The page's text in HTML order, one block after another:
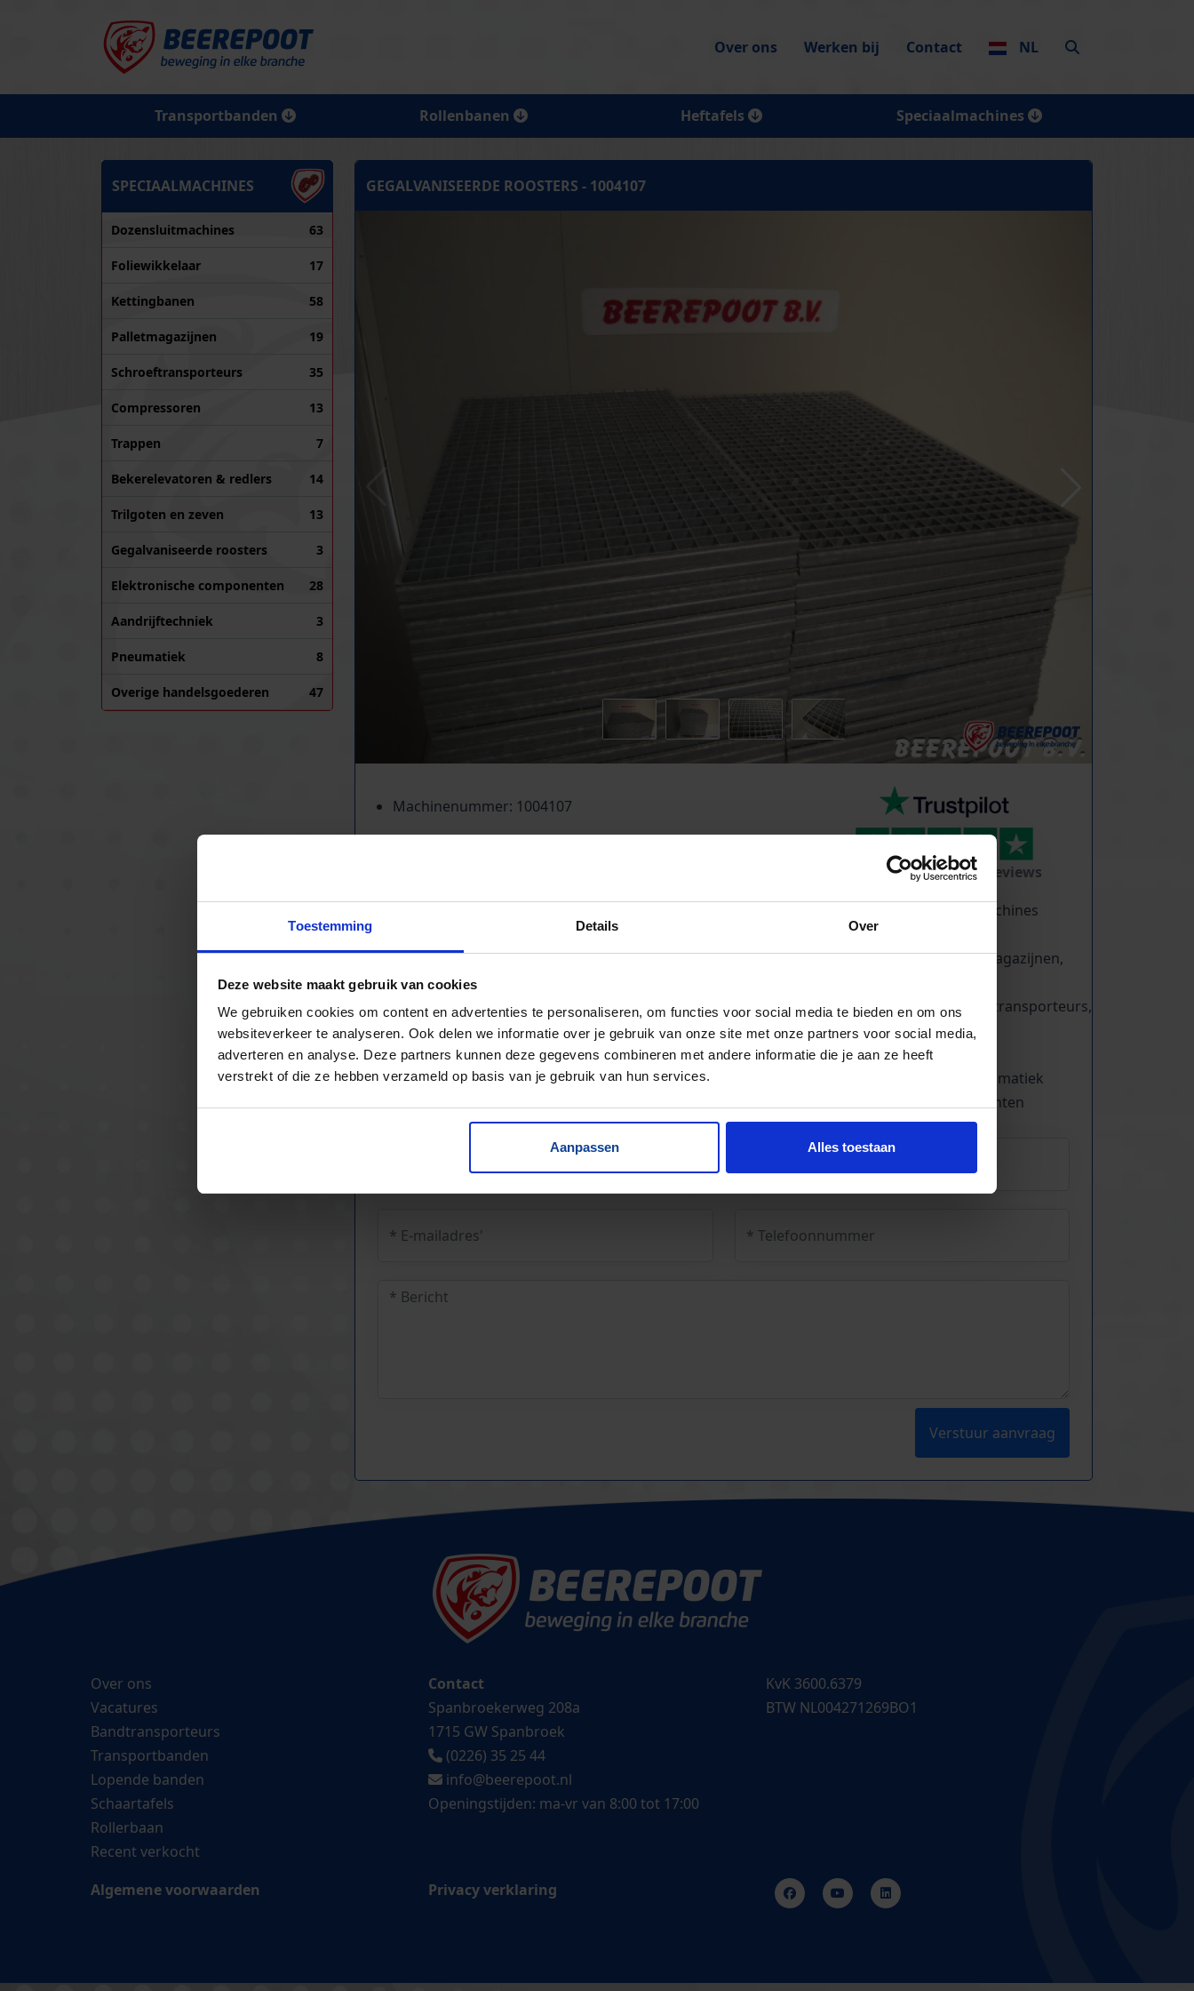
Toestemming Details Over
Deze website maakt gebruik van cookies
We gebruiken cookies om content en advertenties te personaliseren, om functies voor social media te bieden en om ons
websiteverkeer te analyseren. Ook delen we informatie over je gebruik van onze site met onze partners voor social media,
adverteren en analyse. Deze partners kunnen deze gegevens combineren met andere informatie die je aan ze heeft
verstrekt of die ze hebben verzameld op basis van je gebruik van hun services.
Aanpassen Alles toestaan
Over ons Werken bij Contact NL
Transportbanden Rollenbanen Heftafels Speciaalmachines
SPECIAALMACHINES
Dozensluitmachines 63
Foliewikkelaar 17
Kettingbanen 58
Palletmagazijnen 19
Schroeftransporteurs 35
Compressoren 13
Trappen 7
Bekerelevatoren & redlers 14
Trilgoten en zeven 13
Gegalvaniseerde roosters 3
Elektronische componenten 28
Aandrijftechniek 3
Pneumatiek 8
Overige handelsgoederen 47
GEGALVANISEERDE ROOSTERS - 1004107
Machinenummer: 1004107
TrustScore5.0|213
reviews
Tientallen dozensluitmachines
beschikbaar
Foliewikkelaars, palletmagazijnen,
Compressoren, schroeftransporteurs,
trappen
Trilgoten en zeven
Aandrijftechniek & Pneumatiek
Elektronische componenten
Verstuur aanvraag
Over ons
Vacatures
Bandtransporteurs
Transportbanden
Lopende banden
Schaartafels
Rollerbaan
Recent verkocht
Contact
Spanbroekerweg 208a
1715 GW Spanbroek
(0226) 35 25 44
info@beerepoot.nl
Openingstijden: ma-vr van 8:00 tot 17:00
KvK 3600.6379
BTW NL004271269BO1
Algemene voorwaarden Privacy verklaring